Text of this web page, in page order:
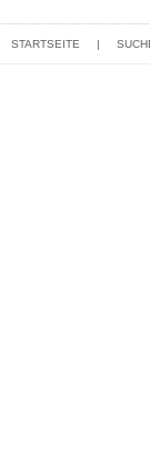
STARTSEITE |